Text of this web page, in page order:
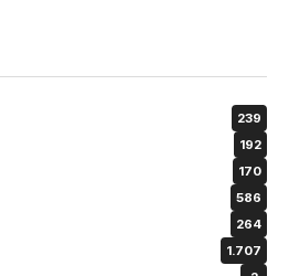
239
192
170
586
264
1.707